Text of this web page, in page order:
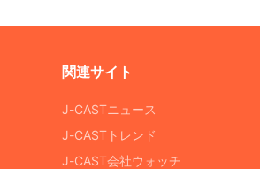
関連サイト
J-CASTニュース
J-CASTトレンド
J-CAST会社ウォッチ